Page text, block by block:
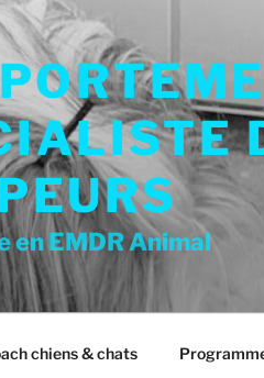
en EMDR Animal
chiens & chats